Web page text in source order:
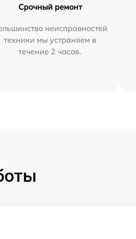
Срочный ремонт
неисправностей
техники мы устраняем в
течение 2 часов.